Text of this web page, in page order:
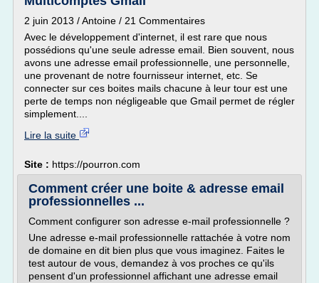
2 juin 2013 / Antoine / 21 Commentaires
Avec le développement d'internet, il est rare que nous
possédions qu'une seule adresse email. Bien souvent, nous
avons une adresse email professionnelle, une personnelle,
une provenant de notre fournisseur internet, etc. Se
connecter sur ces boites mails chacune à leur tour est une
perte de temps non négligeable que Gmail permet de régler
simplement....
Lire la suite
Site : https://pourron.com
Comment créer une boite & adresse email
professionnelles ...
Comment configurer son adresse e-mail professionnelle ?
Une adresse e-mail professionnelle rattachée à votre nom
de domaine en dit bien plus que vous imaginez. Faites le
test autour de vous, demandez à vos proches ce qu'ils
pensent d'un professionnel affichant une adresse email